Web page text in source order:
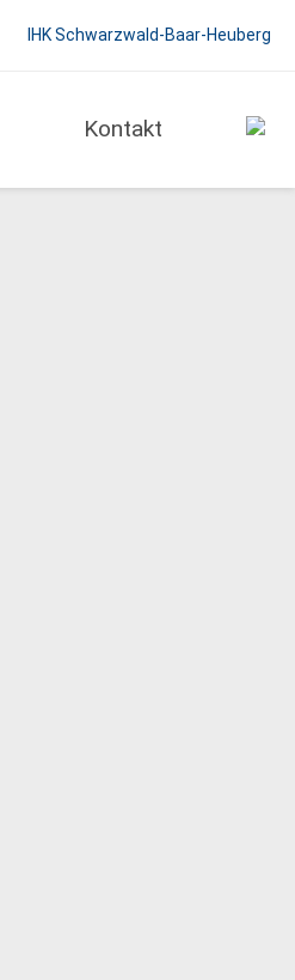
IHK Schwarzwald-Baar-Heuberg
Kontakt